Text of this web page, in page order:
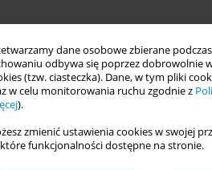
dane osobowe zbierane
odbywa się poprzez dobrowolnie
(tzw. ciasteczka). Dane, w tym pliki
w celu monitorowania ruchu zgodnie z
).
zmienić ustawienia cookies w swojej
funkcjonalności dostępne na stronie.
WARUNKÓW
2013–2014
,Julita Milik,Katarzyna Budzińska, Krzysztof
60613
(PDF)